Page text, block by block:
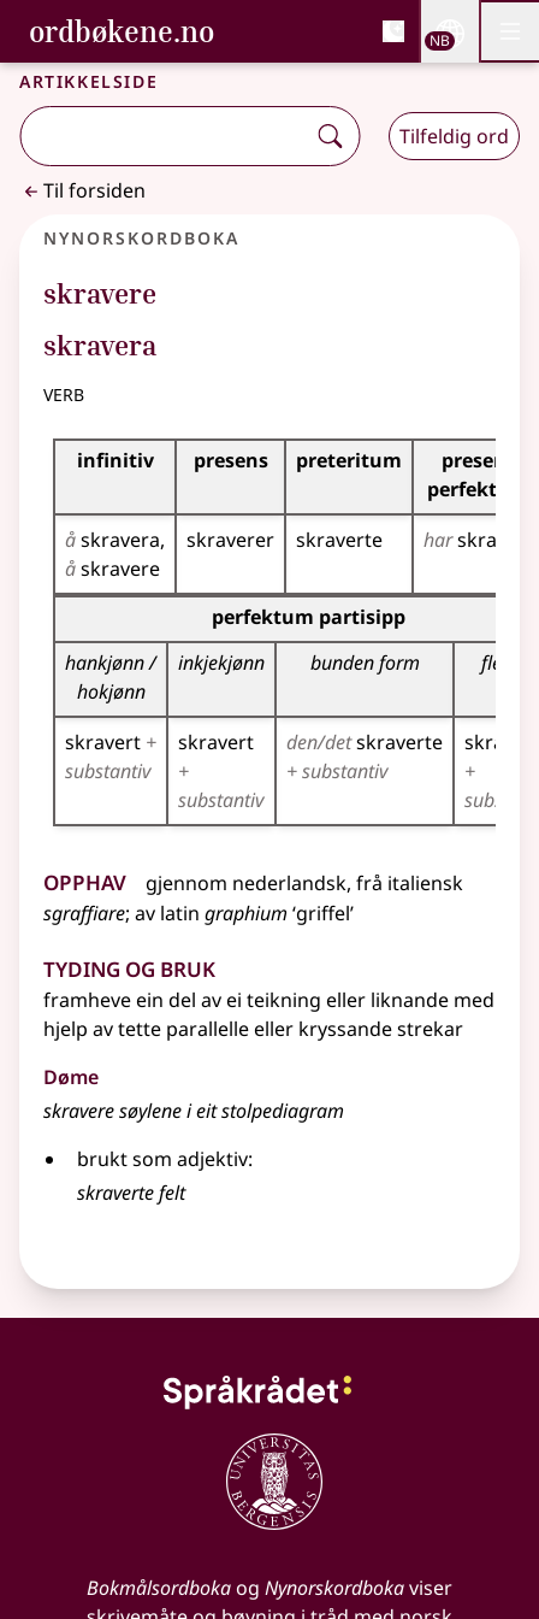
Gå til hovedinnhold
Tilgjengelighet
ordbøkene.no, Bokmålsordboka og
Bokmålsordboka og Nynorskordboka
NB
Artikkelside
Tilfeldig ord
Til forsiden
Nynorskordboka
skravere
skravera
verb
Bøyningstabell for dette verbet
infinitiv presens preteritum
presens
perfektum
åskravera
åskravere
skraverer skraverte harskravert
Bøyningstabell for dette verbet (partisippformer)
perfektum partisipp
hankjønn /
hokjønn
inkjekjønn bunden form fleirtal
skravert +
substantiv
skravert
+
substantiv
den/detskraverte
+ substantiv
+
Opphav gjennom nederlandsk, frå italiensk
sgraffiare; av latin graphium ‘griffel’
Tyding og bruk
framheve ein del av ei teikning eller liknande med
hjelp av tette parallelleeller kryssande strekar
Døme
skravere søylene i eit stolpediagram
brukt som adjektiv:
skraverte felt
Bokmålsordbokaog Nynorskordbokaviser